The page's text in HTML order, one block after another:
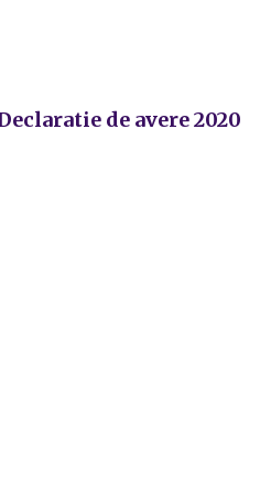
de avere 2020